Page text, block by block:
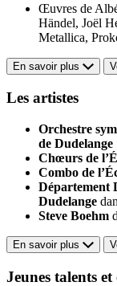
Œuvres de
Händel, Joël
Metallica,
En savoir plus
Les artistes
Orchestre
de Dudelange
Chœurs de
Combo de
Département
Dudelange
Steve Boehm
En savoir plus
Jeunes talents